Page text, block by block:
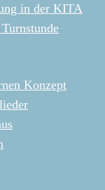
in der KITA
Konzept